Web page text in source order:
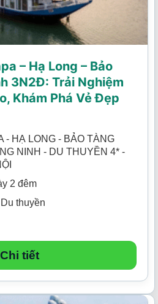
– Hạ Long – Bảo
3N2Đ: Trải Nghiệm
Khám Phá Vẻ Đẹp
- HẠ LONG - BẢO TÀNG
NINH - DU THUYỀN 4* -
2 đêm
thuyền
Chi tiết